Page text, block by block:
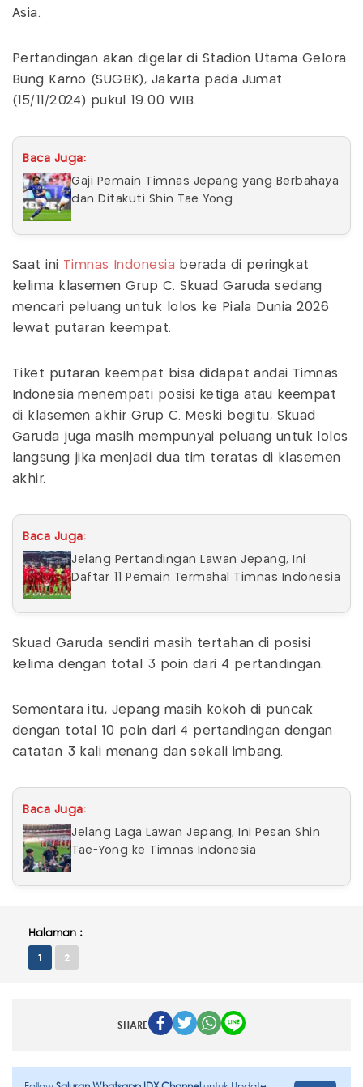
Asia.
Pertandingan akan digelar di Stadion Utama Gelora
Bung Karno (SUGBK), Jakarta pada Jumat
(15/11/2024) pukul 19.00 WIB.
Baca Juga:
Gaji Pemain Timnas Jepang yang Berbahaya
dan Ditakuti Shin Tae Yong
Saat ini Timnas Indonesia berada di peringkat
kelima klasemen Grup C. Skuad Garuda sedang
mencari peluang untuk lolos ke Piala Dunia 2026
lewat putaran keempat.
Tiket putaran keempat bisa didapat andai Timnas
Indonesia menempati posisi ketiga atau keempat
di klasemen akhir Grup C. Meski begitu, Skuad
Garuda juga masih mempunyai peluang untuk lolos
langsung jika menjadi dua tim teratas di klasemen
akhir.
Baca Juga:
Jelang Pertandingan Lawan Jepang, Ini
Daftar 11 Pemain Termahal Timnas Indonesia
Skuad Garuda sendiri masih tertahan di posisi
kelima dengan total 3 poin dari 4 pertandingan.
Sementara itu, Jepang masih kokoh di puncak
dengan total 10 poin dari 4 pertandingan dengan
catatan 3 kali menang dan sekali imbang.
Baca Juga:
Jelang Laga Lawan Jepang, Ini Pesan Shin
Tae-Yong ke Timnas Indonesia
Halaman :
1 2
SHARE